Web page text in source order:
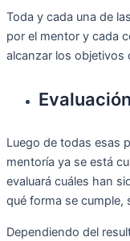
Toda y cada una de
por el mentor y cada
alcanzar los objetivos
Luego de todas esas
mentoría ya se está
evaluará cuáles han
qué forma se cumple,
Dependiendo del